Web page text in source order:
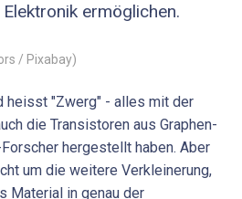
ermöglichen.
/ Pixabay)
heisst "Zwerg" - alles mit der
die Transistoren aus Graphen-
hergestellt haben. Aber
um die weitere Verkleinerung,
Material in genau der